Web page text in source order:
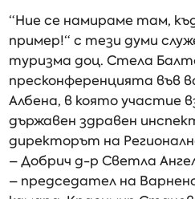
“Ние се намираме там,
пример!“ с тези думи
туризма доц. Стела
пресконференцията във
Албена, в която участие
държавен здравен
директорът на
– Добрич д-р Светла
– председател на